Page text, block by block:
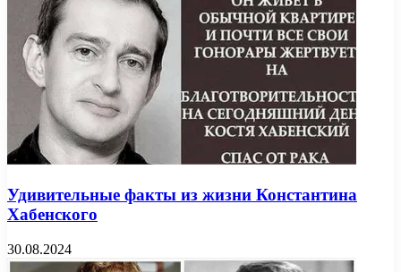
Удивительные факты из жизни Константина
Хабенского
30.08.2024